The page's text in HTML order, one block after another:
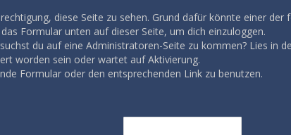
diese Seite zu sehen. Grund dafür könnte einer der
Formular unten auf dieser Seite, um dich einzuloggen.
du auf eine Administratoren-Seite zu kommen? Lies in
worden sein oder wartet auf Aktivierung.
Formular oder den entsprechenden Link zu benutzen.